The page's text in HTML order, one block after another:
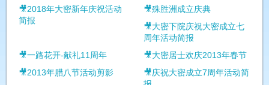
2015春节联欢活动剪影
2018年迎新春团拜会简报
🎥2018年大密新年庆祝活动
简报
🎥殊胜洲成立庆典
🎥大密下院庆祝大密成立七
周年活动简报
🎥一路花开-献礼11周年
🎥大密居士欢庆2013年春节
🎥2013年腊八节活动剪影
🎥庆祝大密成立7周年活动简